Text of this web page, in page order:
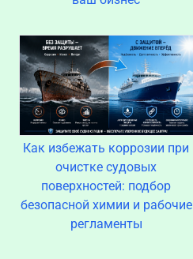
Как избежать коррозии при
очистке судовых
поверхностей: подбор
безопасной химии и рабочие
регламенты